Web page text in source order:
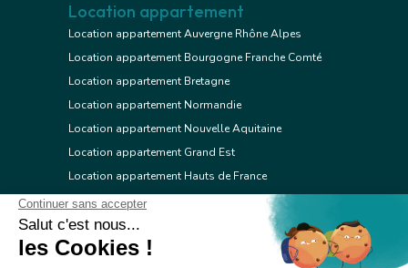
Location appartement
Location appartement Auvergne Rhône Alpes
Location appartement Bourgogne Franche Comté
Location appartement Bretagne
Location appartement Normandie
Location appartement Nouvelle Aquitaine
Location appartement Grand Est
Location appartement Hauts de France
Location appartement Ile de France
Location appartement Centre Val de Loire
Location appartement Occitanie